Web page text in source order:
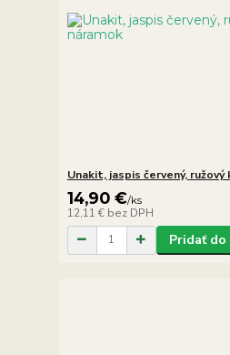
Unakit, jaspis červený,
14,90 €/ks
12,11 € bez DPH
Pridať do